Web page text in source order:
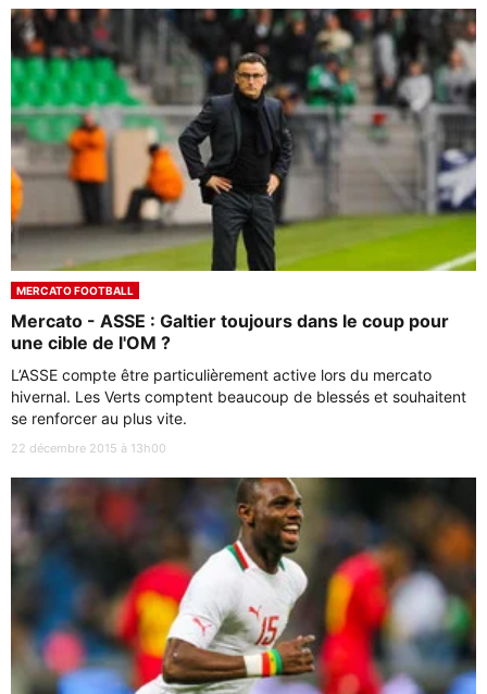
MERCATO FOOTBALL
Mercato - ASSE : Galtier toujours dans le coup pour
une cible de l'OM ?
L’ASSE compte être particulièrement active lors du mercato
hivernal. Les Verts comptent beaucoup de blessés et souhaitent
se renforcer au plus vite.
22 décembre 2015 à 13h00